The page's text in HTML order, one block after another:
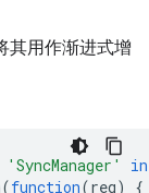
其用作渐进式增
'SyncManager'
in
(function(reg)
{